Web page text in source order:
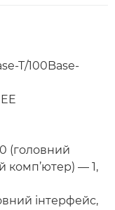
T/100Base-
(головний
комп’ютер) — 1,
інтерфейс,